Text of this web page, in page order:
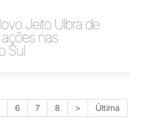
Jeito Ulbra de
nas
Sul
6 7 8 > Última